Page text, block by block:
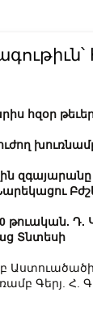
հզօր
թուական. Դ.
Տնտեսի
Գերյ. Հ.